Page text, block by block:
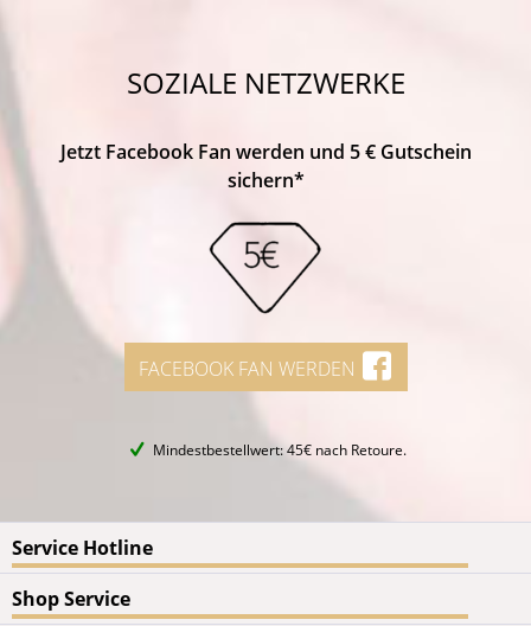
SOZIALE NETZWERKE
Jetzt Facebook Fan werden und 5 € Gutschein
sichern*
FACEBOOK FAN WERDEN
Mindestbestellwert: 45€ nach Retoure.
Service Hotline
Shop Service